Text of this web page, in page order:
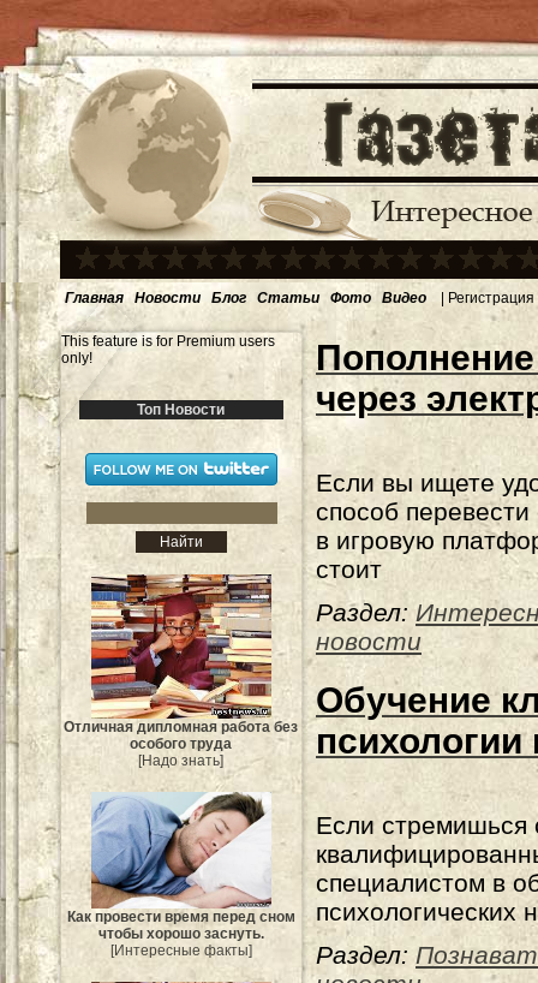
Главная Новости Блог Статьи Фото Видео | Регистрация
This feature is for Premium users
only!
Топ Новости
Отличная дипломная работа без
особого труда
[Надо знать]
Как провести время перед сном
чтобы хорошо заснуть.
[Интересные факты]
Пополнение
через
Если вы ищете
способ перевести
в игровую
стоит
Раздел:
новости
Обучение
Если стремишься
специалистом в
психологических
Раздел: